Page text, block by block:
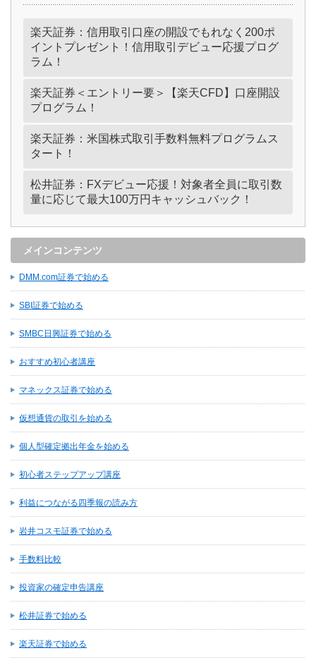
楽天証券：信用取引口座の開設でもれなく200ポ
イントプレゼント！信用取引デビュー応援プログ
ラム！
楽天証券＜エントリー要＞【楽天CFD】口座開設
プログラム！
楽天証券：米国株式取引手数料無料プログラムス
タート！
松井証券：FXデビュー応援！対象者全員に取引数
量に応じて最大100万円キャッシュバック！
メインコンテンツ
DMM.com証券で始める
SBI証券で始める
SMBC日興証券で始める
おすすめ初心者講座
マネックス証券で始める
仮想通貨の取引を始める
個人型確定拠出年金を始める
初心者ステップアップ講座
利益につながる四季報の読み方
岩井コスモ証券で始める
手数料比較
投資家の確定申告講座
松井証券で始める
楽天証券で始める